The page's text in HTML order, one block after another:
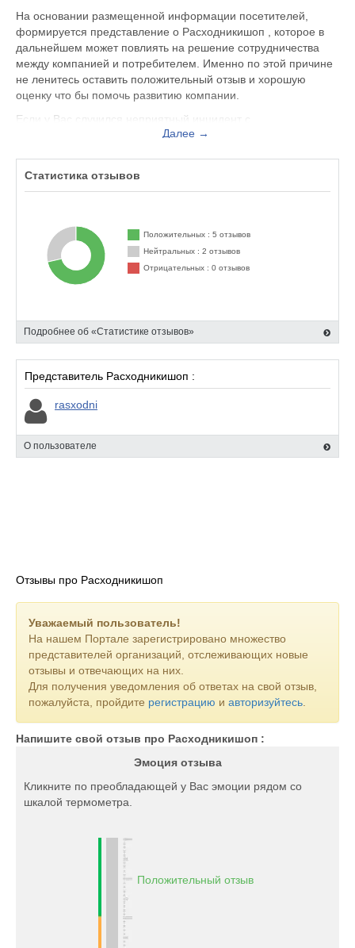
На основании размещенной информации посетителей,
формируется представление о Расходникишоп , которое в
дальнейшем может повлиять на решение сотрудничества
между компанией и потребителем. Именно по этой причине
не ленитесь оставить положительный отзыв и хорошую
оценку что бы помочь развитию компании.
Если у Вас случился неприятный инцидент с
обслуживающим персоналом, Вы можете оставить жалобу
примет меры по улучшению качества предоставляемых
д. 14, стр. 12, вы можете поделиться впечатлением от
посещения данного заведения с будущими посетителями.
Далее →
Статистика отзывов
Положительных : 5 отзывов
Нейтральных : 2 отзывов
Отрицательных : 0 отзывов
Подробнее об «Статистике отзывов»
Представитель Расходникишоп :
rasxodni
О пользователе
Отзывы про Расходникишоп
Уважаемый пользователь!
На нашем Портале зарегистрировано множество
представителей организаций, отслеживающих новые
отзывы и отвечающих на них.
Для получения уведомления об ответах на свой отзыв,
пожалуйста, пройдите регистрацию и авторизуйтесь
Напишите свой отзыв про Расходникишоп :
Эмоция отзыва
Кликните по преобладающей у Вас эмоции рядом со
шкалой термометра.
Положительный отзыв